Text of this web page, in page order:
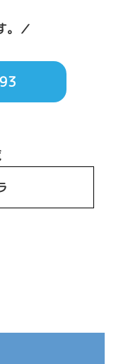
。／